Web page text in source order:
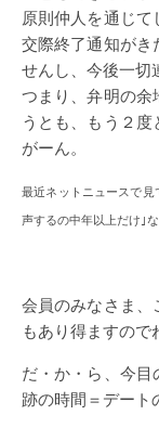
原則仲人を通じ
交際終了通知がき
せんし、今後一切
つまり、弁明の余
うとも、もう２
がーん。
最近ネットニュースで
声するの中年以上だけ｣
会員のみなさま、
もあり得ますので
だ・か・ら、今
跡の時間＝デート